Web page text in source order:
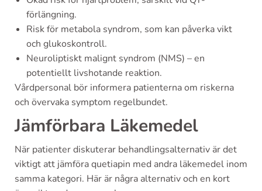
förlängning.
Risk för metabola syndrom, som kan påverka vikt
och glukoskontroll.
Neuroliptiskt malignt syndrom (NMS) – en
potentiellt livshotande reaktion.
Vårdpersonal bör informera patienterna om riskerna
och övervaka symptom regelbundet.
Jämförbara Läkemedel
När patienter diskuterar behandlingsalternativ är det
viktigt att jämföra quetiapin med andra läkemedel inom
samma kategori. Här är några alternativ och en kort